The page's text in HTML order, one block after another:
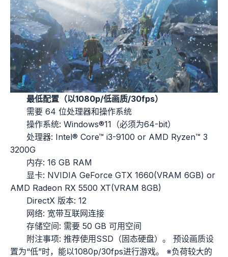
最低配置（以1080p/低画质/30fps）
需要 64 位处理器和操作系统
操作系统: Windows®11（必须为64-bit）
处理器: Intel® Core™ i3-9100 or AMD Ryzen™ 3
3200G
内存: 16 GB RAM
显卡: NVIDIA GeForce GTX 1660(VRAM 6GB) or
AMD Radeon RX 5500 XT(VRAM 8GB)
DirectX 版本: 12
网络: 宽带互联网连接
存储空间: 需要 50 GB 可用空间
附注事项: 推荐使用SSD（固态硬盘）。 预设画质设
置为“低”时，能以1080p/30fps进行游戏。 ※负荷较大的